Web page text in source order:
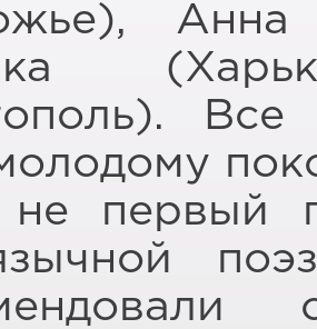
не первый